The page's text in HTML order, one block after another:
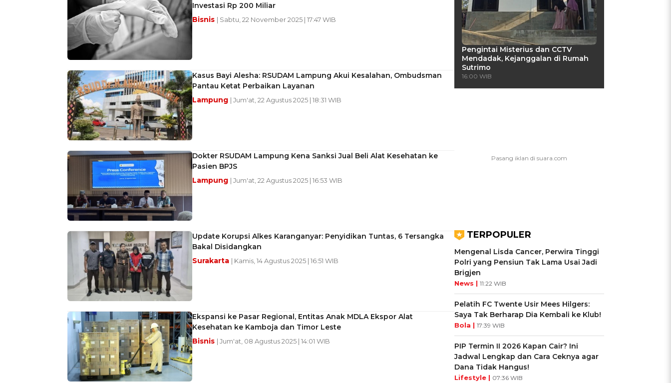
Investasi Rp 200 Miliar
Bisnis | Sabtu, 22 November 2025 | 17:47 WIB
Kasus Bayi Alesha: RSUDAM Lampung Akui Kesalahan, Ombudsman
Pantau Ketat Perbaikan Layanan
Lampung | Jum'at, 22 Agustus 2025 | 18:31 WIB
Dokter RSUDAM Lampung Kena Sanksi Jual Beli Alat Kesehatan ke
Pasien BPJS
Lampung | Jum'at, 22 Agustus 2025 | 16:53 WIB
Update Korupsi Alkes Karanganyar: Penyidikan Tuntas, 6 Tersangka
Bakal Disidangkan
Surakarta | Kamis, 14 Agustus 2025 | 16:51 WIB
Ekspansi ke Pasar Regional, Entitas Anak MDLA Ekspor Alat
Kesehatan ke Kamboja dan Timor Leste
Bisnis | Jum'at, 08 Agustus 2025 | 14:01 WIB
Pengintai Misterius dan CCTV
Mendadak, Kejanggalan di Rumah
Sutrimo
16:00 WIB
TERPOPULER
Mengenal Lisda Cancer, Perwira Tinggi
Polri yang Pensiun Tak Lama Usai Jadi
Brigjen
News | 11:22 WIB
Pelatih FC Twente Usir Mees Hilgers:
Saya Tak Berharap Dia Kembali ke Klub!
Bola | 17:39 WIB
PIP Termin II 2026 Kapan Cair? Ini
Jadwal Lengkap dan Cara Ceknya agar
Dana Tidak Hangus!
Lifestyle | 07:36 WIB